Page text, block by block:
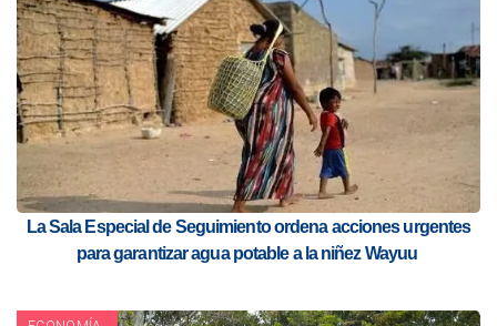
La Sala Especial de Seguimiento ordena acciones urgentes
para garantizar agua potable a la niñez Wayuu